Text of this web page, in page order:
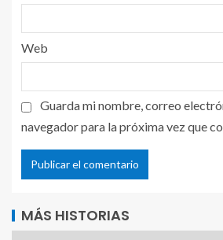
Web
Guarda mi nombre, correo
navegador para la próxima vez que
MÁS HISTORIAS